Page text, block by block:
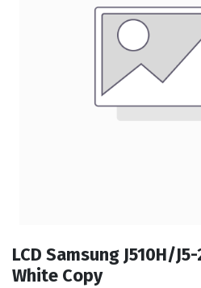
LCD Samsung J510H/
White Copy